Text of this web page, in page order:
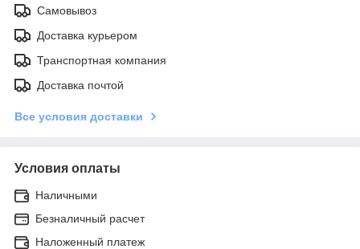
Самовывоз
Доставка курьером
Транспортная компания
Доставка почтой
Все условия доставки
Условия оплаты
Наличными
Безналичный расчет
Наложенный платеж